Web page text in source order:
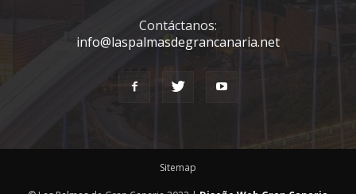
Contáctanos:
info@laspalmasdegrancanaria.net
Sitemap